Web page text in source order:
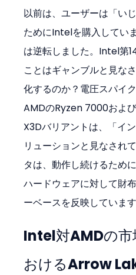
以前は、ユーザーは「い
ためにIntelを購入してい
は逆転しました。Intel第
ことはギャンブルと見な
化するのか？電圧スパイ
AMDのRyzen 7000およ
X3Dバリアントは、「イ
リューションと見なされ
タは、動作し続けるため
ハードウェアに対して財
ーベースを反映しています
Intel対AMDの市
おけるArrow